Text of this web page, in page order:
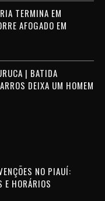
TERMINA EM
AFOGADO EM
| BATIDA
DEIXA UM HOMEM
NO PIAUÍ:
E HORÁRIOS